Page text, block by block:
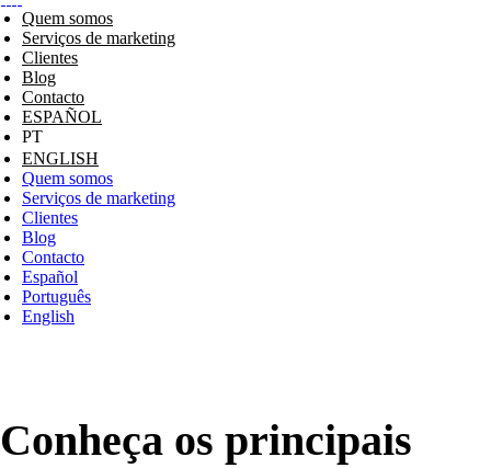
Quem somos
Serviços de marketing
Clientes
Blog
Contacto
ESPAÑOL
ENGLISH
Quem somos
Serviços de marketing
Clientes
Blog
Contacto
Español
Português
English
Conheça os principais